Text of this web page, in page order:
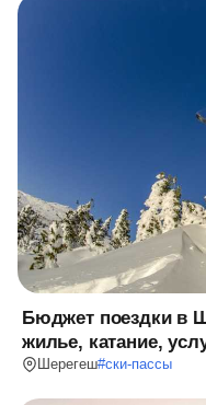
Бюджет поездки в
жилье, катание,
Шерегеш#ски-пассы